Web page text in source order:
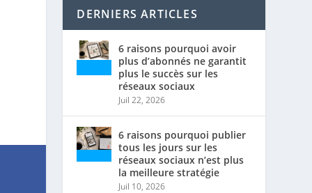
DERNIERS ARTICLES
6 raisons pourquoi avoir
plus d’abonnés ne garantit
plus le succès sur les
réseaux sociaux
Juil 22, 2026
6 raisons pourquoi publier
tous les jours sur les
réseaux sociaux n’est plus
la meilleure stratégie
Juil 10, 2026